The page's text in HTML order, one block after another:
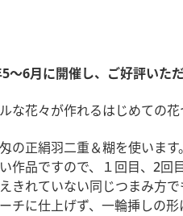
～6月に開催し、ご好評いた
な花々が作れるはじめての
の正絹羽二重＆糊を使います。
作品ですので、１回目、2回
きれていない同じつまみ方
チに仕上げず、一輪挿しの形